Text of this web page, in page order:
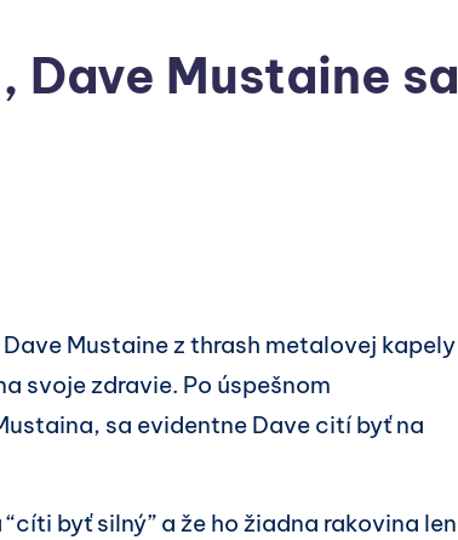
Dave Mustaine sa
Dave Mustaine z thrash metalovej kapely
svoje zdravie. Po úspešnom
sa evidentne Dave cití byť na
byť silný” a že ho žiadna rakovina len